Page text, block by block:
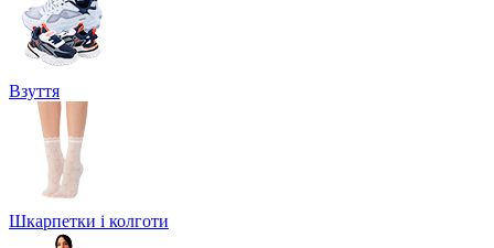
Взуття
Шкарпетки і колготи